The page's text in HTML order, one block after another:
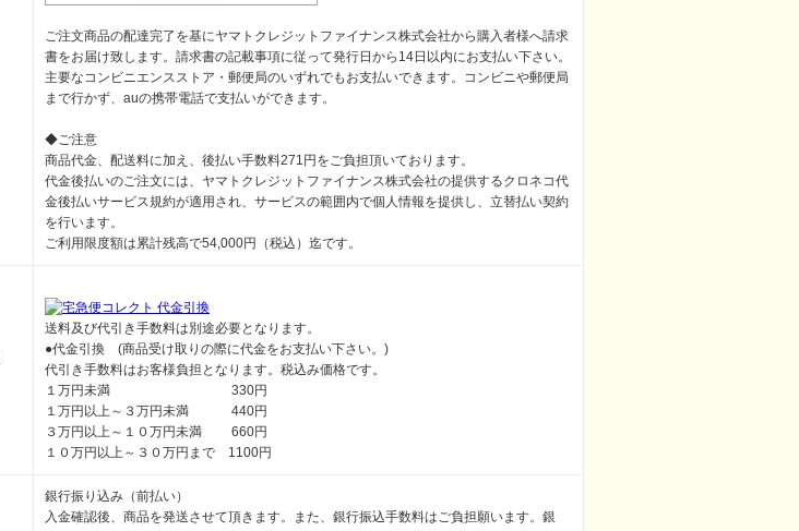
ご注文商品の配達完了を基にヤマトクレジットファイナンス株式会社から購入者様へ請求
書をお届け致します。請求書の記載事項に従って発行日から14日以内にお支払い下さい。
主要なコンビニエンスストア・郵便局のいずれでもお支払いできます。コンビニや郵便局
まで行かず、auの携帯電話で支払いができます。
◆ご注意
商品代金、配送料に加え、後払い手数料271円をご負担頂いております。
代金後払いのご注文には、ヤマトクレジットファイナンス株式会社の提供するクロネコ代
金後払いサービス規約が適用され、サービスの範囲内で個人情報を提供し、立替払い契約
を行います。
ご利用限度額は累計残高で54,000円（税込）迄です。
送料及び代引き手数料は別途必要となります。
●代金引換 (商品受け取りの際に代金をお支払い下さい。)
代引き手数料はお客様負担となります。税込み価格です。
１万円未満 330円
１万円以上～３万円未満 440円
３万円以上～１０万円未満 660円
１０万円以上～３０万円まで 1100円
銀行振り込み（前払い）
入金確認後、商品を発送させて頂きます。また、銀行振込手数料はご負担願います。銀